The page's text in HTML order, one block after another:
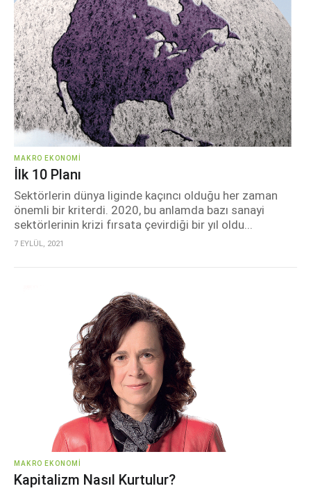
MAKRO EKONOMI
İlk 10 Planı
Sektörlerin dünya liginde kaçıncı olduğu her zaman
önemli bir kriterdi. 2020, bu anlamda bazı sanayi
sektörlerinin krizi fırsata çevirdiği bir yıl oldu...
7 EYLÜL, 2021
MAKRO EKONOMI
Kapitalizm Nasıl Kurtulur?